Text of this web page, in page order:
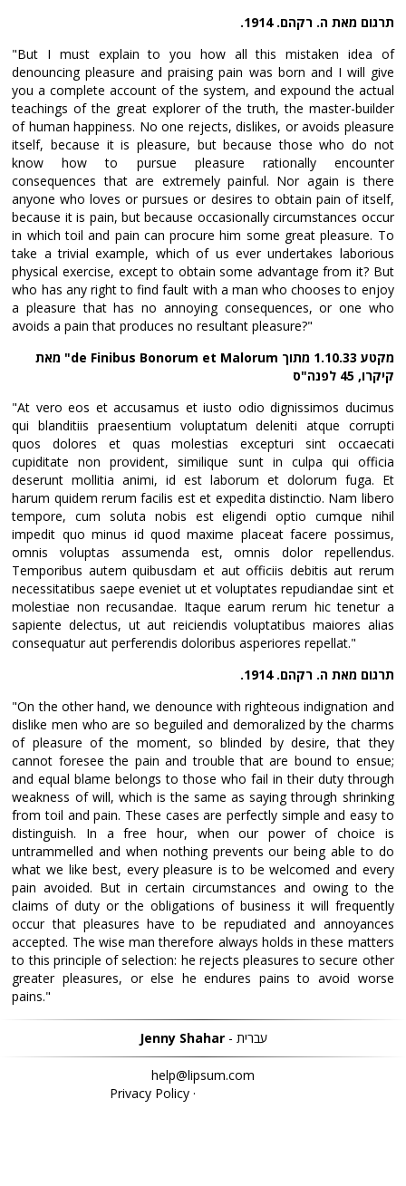
תרגום מאת ה. רקהם. 1914.
"But I must explain to you how all this mistaken idea of
denouncing pleasure and praising pain was born and I will give
you a complete account of the system, and expound the actual
teachings of the great explorer of the truth, the master-builder
of human happiness. No one rejects, dislikes, or avoids pleasure
itself, because it is pleasure, but because those who do not
know how to pursue pleasure rationally encounter
consequences that are extremely painful. Nor again is there
anyone who loves or pursues or desires to obtain pain of itself,
because it is pain, but because occasionally circumstances occur
in which toil and pain can procure him some great pleasure. To
take a trivial example, which of us ever undertakes laborious
physical exercise, except to obtain some advantage from it? But
who has any right to find fault with a man who chooses to enjoy
a pleasure that has no annoying consequences, or one who
avoids a pain that produces no resultant pleasure?"
מקטע 1.10.33 מתוך de Finibus Bonorum et Malorum" מאת
קיקרו, 45 לפנה"ס
"At vero eos et accusamus et iusto odio dignissimos ducimus
qui blanditiis praesentium voluptatum deleniti atque corrupti
quos dolores et quas molestias excepturi sint occaecati
cupiditate non provident, similique sunt in culpa qui officia
deserunt mollitia animi, id est laborum et dolorum fuga. Et
harum quidem rerum facilis est et expedita distinctio. Nam libero
tempore, cum soluta nobis est eligendi optio cumque nihil
impedit quo minus id quod maxime placeat facere possimus,
omnis voluptas assumenda est, omnis dolor repellendus.
Temporibus autem quibusdam et aut officiis debitis aut rerum
necessitatibus saepe eveniet ut et voluptates repudiandae sint et
molestiae non recusandae. Itaque earum rerum hic tenetur a
sapiente delectus, ut aut reiciendis voluptatibus maiores alias
consequatur aut perferendis doloribus asperiores repellat."
תרגום מאת ה. רקהם. 1914.
"On the other hand, we denounce with righteous indignation and
dislike men who are so beguiled and demoralized by the charms
of pleasure of the moment, so blinded by desire, that they
cannot foresee the pain and trouble that are bound to ensue;
and equal blame belongs to those who fail in their duty through
weakness of will, which is the same as saying through shrinking
from toil and pain. These cases are perfectly simple and easy to
distinguish. In a free hour, when our power of choice is
untrammelled and when nothing prevents our being able to do
what we like best, every pleasure is to be welcomed and every
pain avoided. But in certain circumstances and owing to the
claims of duty or the obligations of business it will frequently
occur that pleasures have to be repudiated and annoyances
accepted. The wise man therefore always holds in these matters
to this principle of selection: he rejects pleasures to secure other
greater pleasures, or else he endures pains to avoid worse
pains."
‫עברית -Jenny Shahar
help@lipsum.com
Privacy Policy·